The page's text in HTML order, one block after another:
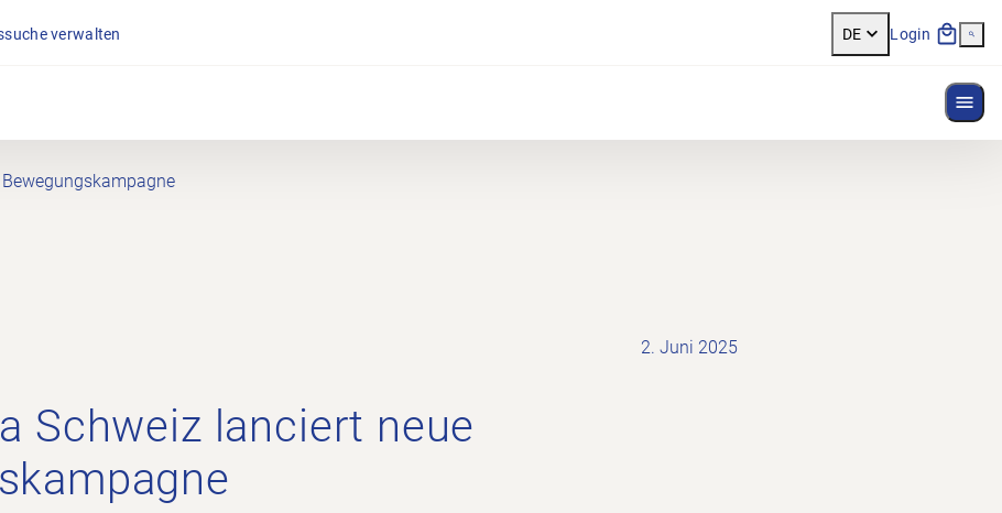
verwalten DE Login
2. Juni 2025
Schweiz lanciert neue